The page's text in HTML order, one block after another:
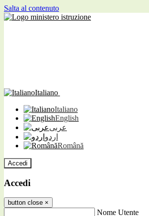
Salta al contenuto
Italiano
Italiano
English
عربى
اردو
Română
Accedi
Accedi
button close ×
Nome Utente